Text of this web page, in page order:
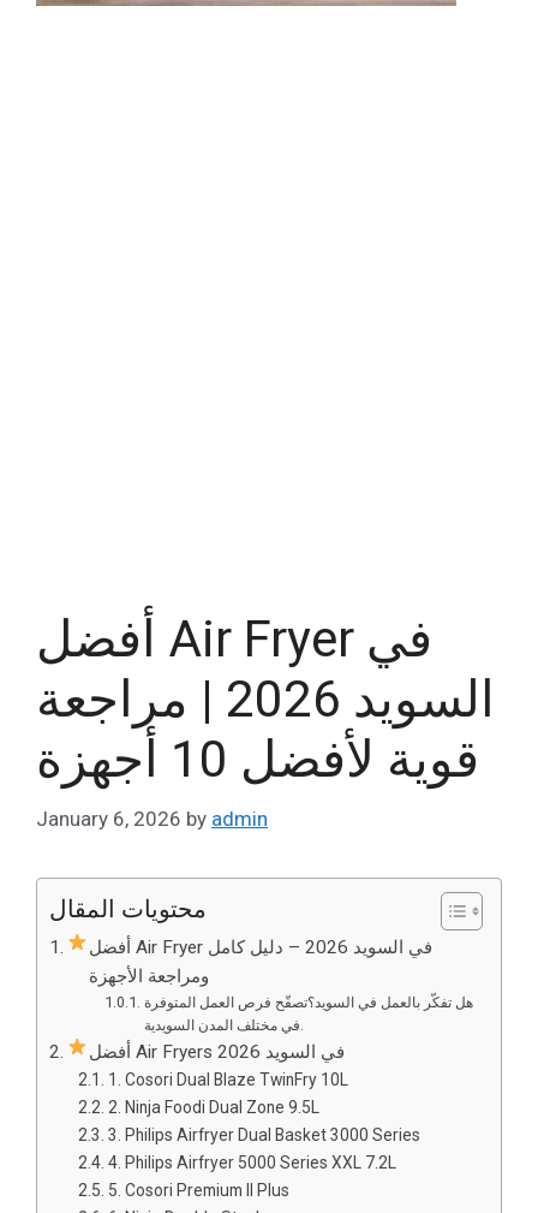
أفضل Air Fryer في
السويد 2026 | مراجعة
قوية لأفضل 10 أجهزة
January 6, 2026 by admin
محتويات المقال
أفضل Air Fryer في السويد 2026 – دليل كامل
ومراجعة الأجهزة
هل تفكّر بالعمل في السويد؟تصفّح فرص العمل المتوفرة
أفضل Air Fryers في السويد 2026
1. Cosori Dual Blaze TwinFry 10L
2. Ninja Foodi Dual Zone 9.5L
3. Philips Airfryer Dual Basket 3000 Series
4. Philips Airfryer 5000 Series XXL 7.2L
5. Cosori Premium II Plus